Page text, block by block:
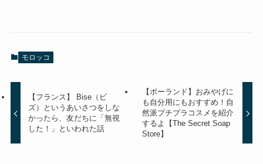
モロッコ
【フランス】 Bise（ビ
ズ）というあいさつをしな
かったら、友だちに「無視
した！」といわれた話
【ポーランド】おみやげに
も自分用にもおすすめ！自
然派プチプラコスメを紹介
するよ【The Secret Soap
Store】